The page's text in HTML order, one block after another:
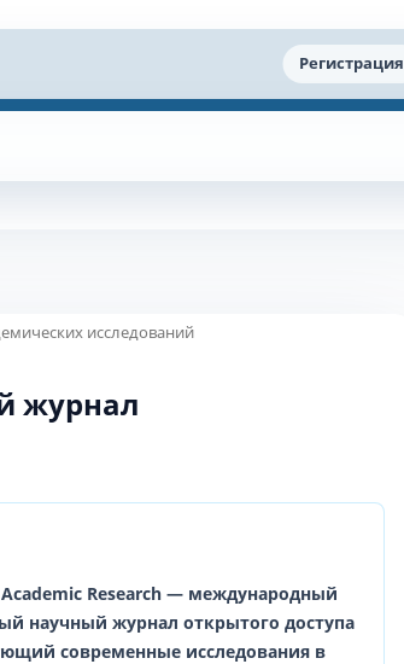
Регистрация
исследований
журнал
Research — международный
научный журнал открытого доступа
современные исследования в